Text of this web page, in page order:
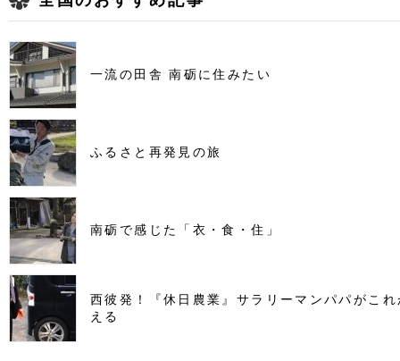
一流の田舎 南砺に住みたい
ふるさと再発見の旅
南砺で感じた「衣・食・住」
西彼発！『休日農業』サラリーマンパパがこ
える